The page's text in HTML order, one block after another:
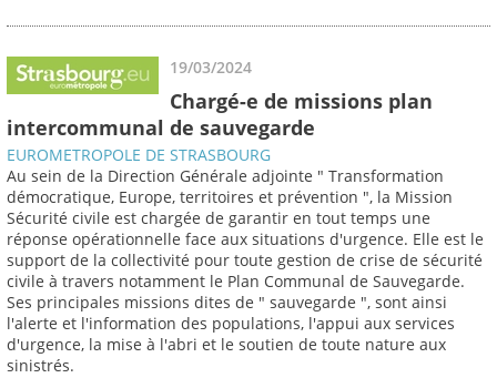
19/03/2024
Chargé-e de missions plan
intercommunal de sauvegarde
EUROMETROPOLE DE STRASBOURG
Au sein de la Direction Générale adjointe " Transformation
démocratique, Europe, territoires et prévention ", la Mission
Sécurité civile est chargée de garantir en tout temps une
réponse opérationnelle face aux situations d'urgence. Elle est le
support de la collectivité pour toute gestion de crise de sécurité
civile à travers notamment le Plan Communal de Sauvegarde.
Ses principales missions dites de " sauvegarde ", sont ainsi
l'alerte et l'information des populations, l'appui aux services
d'urgence, la mise à l'abri et le soutien de toute nature aux
sinistrés.